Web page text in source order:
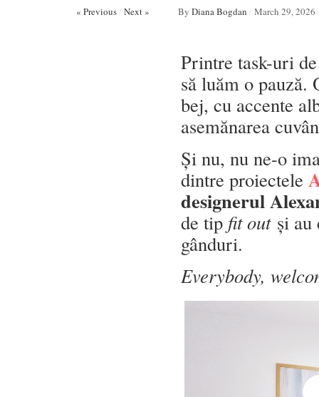
« Previous/ Next » By Diana Bogdan / March 29, 2026
Printre task-uri
să luăm o pauză.
bej, cu accente
asemănarea
Și nu, nu ne-o
dintre proiectele
designerul
de tip fit outși au
gânduri.
Everybody,